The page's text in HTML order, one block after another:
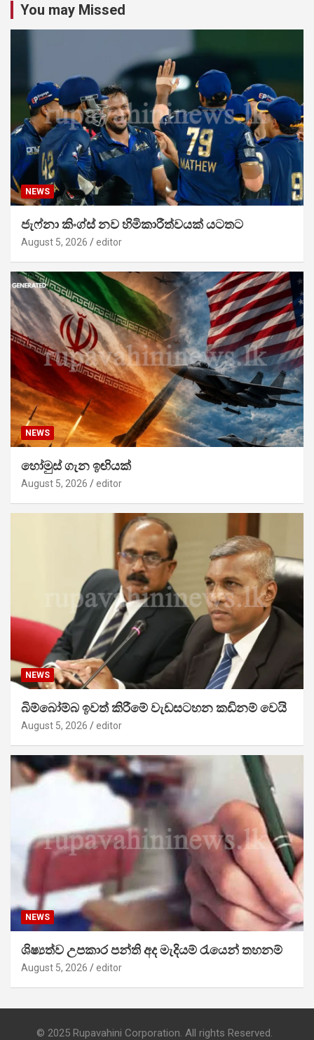
You may Missed
NEWS
ජැෆ්නා කිංග්ස් නව හිමිකාරීත්වයක් යටතට
August 5, 2026 editor
NEWS
හෝමුස් ගැන ඉඟියක්
August 5, 2026 editor
NEWS
බිම්බෝම්බ ඉවත් කිරීමේ වැඩසටහන කඩිනම් වෙයි
August 5, 2026 editor
NEWS
ශිෂ්‍යත්ව උපකාර පන්ති අද මැදියම් රැයෙන් තහනම්
August 5, 2026 editor
© 2025 Rupavahini Corporation. All rights Reserved.